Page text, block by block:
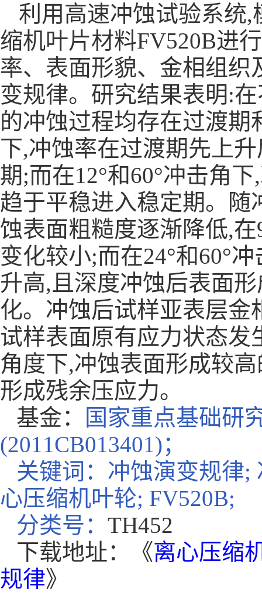
利用高速冲蚀试验系统,
缩机叶片材料FV520B进
率、表面形貌、金相组
变规律。研究结果表明:
的冲蚀过程均存在过渡期
下,冲蚀率在过渡期先上
期;而在12°和60°冲击角
趋于平稳进入稳定期。随
蚀表面粗糙度逐渐降低,
变化较小;而在24°和60°
升高,且深度冲蚀后表面
化。冲蚀后试样亚表层金
试样表面原有应力状态发
角度下,冲蚀表面形成较
形成残余压应力。
基金：
国家重点基础研
(2011CB013401)；
关键词： 冲蚀演变规律;
心压缩机叶轮; FV520B;
分类号： TH452
下载地址：《离心压缩
规律》